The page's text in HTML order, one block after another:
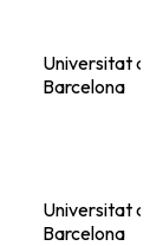
Universitat
Barcelona
Universitat
Barcelona